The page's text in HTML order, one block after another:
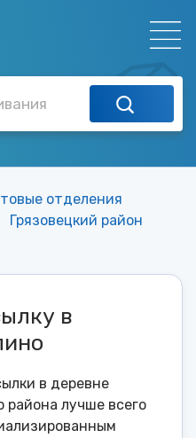
отделения
Грязовецкий район
в
в деревне
района лучше всего